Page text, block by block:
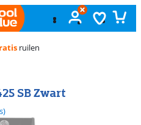
ruilen
SB Zwart
op 4 reviews.